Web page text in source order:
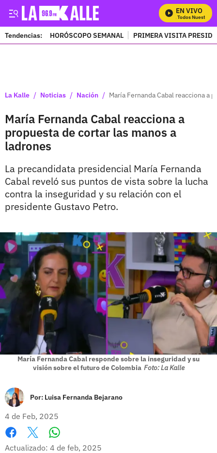
EN VIVO
Mira Todos Nuestros
Tendencias: HORÓSCOPO SEMANAL PRIMERA VISITA
La Kalle / Noticias / Nación / María Fernanda Cabal reacciona a
María Fernanda Cabal reacciona a
propuesta de cortar las manos a
ladrones
La precandidata presidencial María Fernanda
Cabal reveló sus puntos de vista sobre la lucha
contra la inseguridad y su relación con el
presidente Gustavo Petro.
María Fernanda Cabal responde sobre la inseguridad y su
visión sobre el futuro de Colombia Foto: La Kalle
Por: Luisa Fernanda Bejarano
4 de Feb, 2025
Facebook
X
Actualizado: 4 de feb, 2025